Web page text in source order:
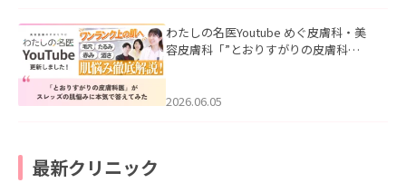
わたしの名医Youtube めぐ皮膚科・美
容皮膚科「”とおりすがりの皮膚科
2026.06.05
最新クリニック